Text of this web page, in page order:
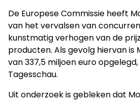
De Europese Commissie heeft
van het vervalsen van
kunstmatig verhogen van de
producten. Als gevolg hiervan is
van 337,5 miljoen euro
Tagesschau.
Uit onderzoek is gebleken dat